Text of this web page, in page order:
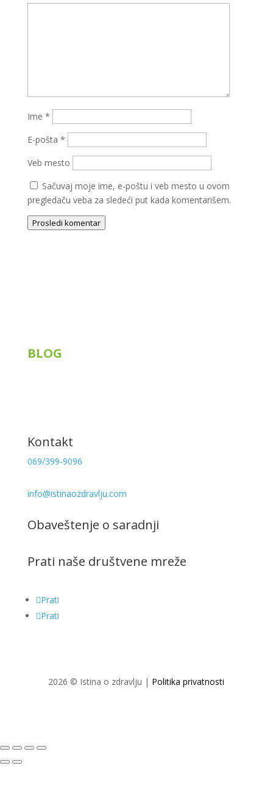
Ime *
E-pošta *
Veb mesto
Sačuvaj moje ime, e-poštu i veb mesto u ovom
pregledaču veba za sledeći put kada komentarišem.
Prosledi komentar
BLOG
Kontakt
069/399-9096
info@istinaozdravlju.com
Obaveštenje o saradnji
Prati naše društvene mreže
Prati
Prati
2026 © Istina o zdravlju | Politika privatnosti